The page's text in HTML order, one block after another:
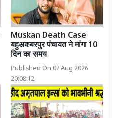
Muskan Death Case:
बहुअकबरपुर पंचायत ने मांगा 10
दिन का समय
Published On 02 Aug 2026
20:08:12